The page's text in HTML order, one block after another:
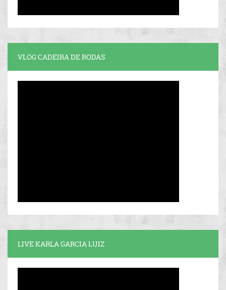
VLOG CADEIRA DE RODAS
LIVE KARLA GARCIA LUIZ